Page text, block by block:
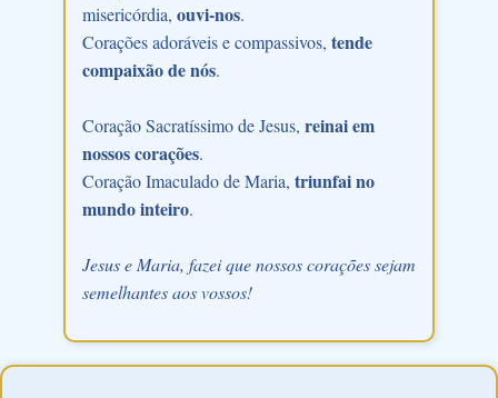
misericórdia, ouvi-nos.
Corações adoráveis e compassivos, tende
compaixão de nós.
Coração Sacratíssimo de Jesus, reinai em
nossos corações.
Coração Imaculado de Maria, triunfai no
mundo inteiro.
Jesus e Maria, fazei que nossos corações sejam
semelhantes aos vossos!